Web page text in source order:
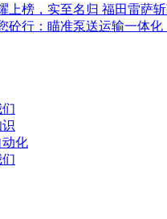
上榜，实至名归 福田雷萨
砼行：瞄准泵送运输一体化
化